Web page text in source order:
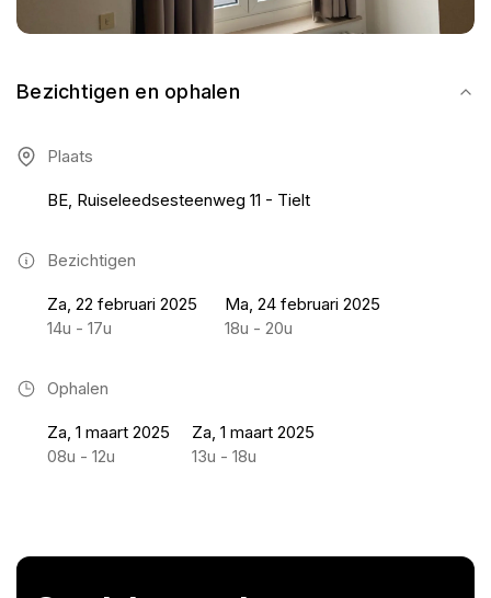
Bezichtigen en ophalen
Plaats
BE, Ruiseleedsesteenweg 11 - Tielt
Bezichtigen
Za, 22 februari 2025
14u - 17u
Ma, 24 februari 2025
18u - 20u
Ophalen
Za, 1 maart 2025
08u - 12u
Za, 1 maart 2025
13u - 18u